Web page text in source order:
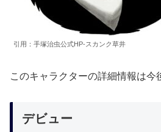
引用：手塚治虫公式HP-スカンク草井
このキャラクターの詳細情報は今
デビュー